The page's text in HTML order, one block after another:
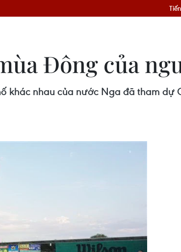
Đông của
nhau của nước Nga đã tham dự